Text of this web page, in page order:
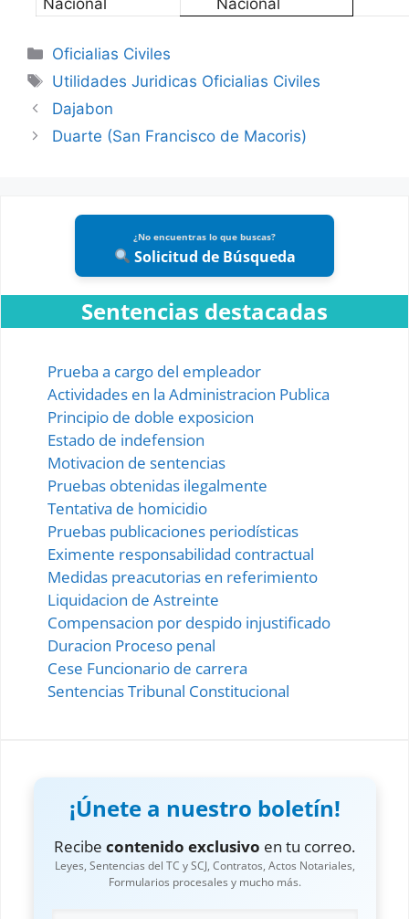
Nacional
Nacional
Categories
Oficialias Civiles
Tags
Utilidades Juridicas Oficialias Civiles
Dajabon
Duarte (San Francisco de Macoris)
¿No encuentras lo que buscas?
Solicitud de Búsqueda
Sentencias destacadas
Prueba a cargo del empleador
Actividades en la Administracion Publica
Principio de doble exposicion
Estado de indefension
Motivacion de sentencias
Pruebas obtenidas ilegalmente
Tentativa de homicidio
Pruebas publicaciones periodísticas
Eximente responsabilidad contractual
Medidas preacutorias en referimiento
Liquidacion de Astreinte
Compensacion por despido injustificado
Duracion Proceso penal
Cese Funcionario de carrera
Sentencias Tribunal Constitucional
¡Únete a nuestro boletín!
Recibe contenido exclusivo en tu correo.
Leyes, Sentencias del TC y SCJ, Contratos, Actos Notariales,
Formularios procesales y mucho más.